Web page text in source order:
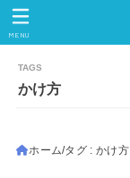
MENU
かけ方
ホーム タグ : かけ方